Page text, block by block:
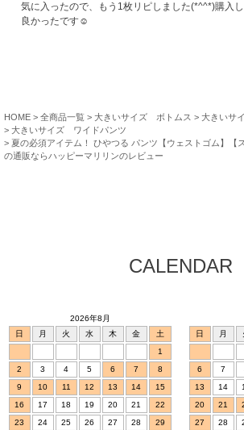
気に入ったので、もう1枚リピしました(*^^*)購入し
良かったです☺️
HOME 全商品一覧 大きいサイズ ボトムス
大きいサ
大きいサイズ ワイドパンツ
夏の必須アイテム！ ひやつる パンツ【ウェストゴム】【
の通販ならハッピーマリリンのレビュー
CALENDAR
2026年8月
日
月 火 水 木 金
土
1
2
3 4 5 6 7
8
9
10 11 12 13 14
15
16
17 18 19 20 21
22
23
24 25 26 27 28
29
日
月
6
7
13
14
20
21
27
28